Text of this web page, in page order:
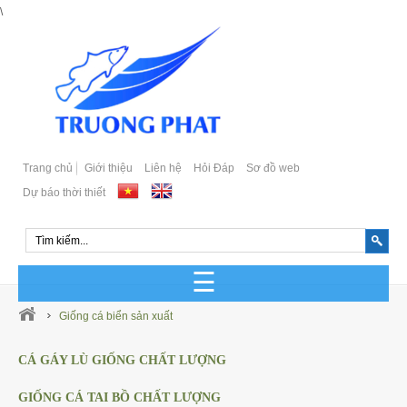
\
Trang chủ Giới thiệu Liên hệ Hỏi Đáp
Sơ đồ web
Dự báo thời thiết
GIỐNG CÁ BIỂN SẢN XUẤT
GIỐNG CÁ BIỂN TỰ NHIÊN
GIỐNG CÁ MÚ SẢN XUẤT
Giống cá biển sản xuất
CÁ GÁY LÙ GIỐNG CHẤT LƯỢNG
GIỐNG CÁ TAI BỒ CHẤT LƯỢNG